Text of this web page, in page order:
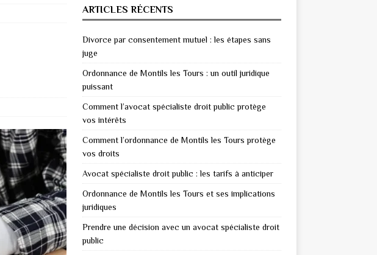
ARTICLES RÉCENTS
Divorce par consentement mutuel : les étapes sans
juge
Ordonnance de Montils les Tours : un outil juridique
puissant
Comment l’avocat spécialiste droit public protège
vos intérêts
Comment l’ordonnance de Montils les Tours protège
vos droits
Avocat spécialiste droit public : les tarifs à anticiper
Ordonnance de Montils les Tours et ses implications
juridiques
Prendre une décision avec un avocat spécialiste droit
public